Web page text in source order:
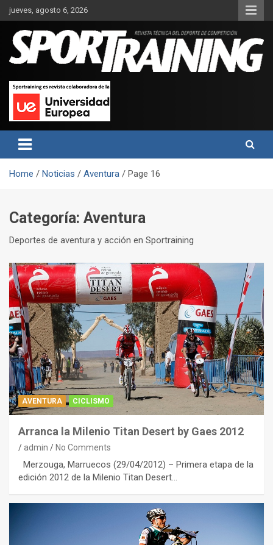
Skip
to
content
jueves, agosto 6, 2026
Revista técnica del deporte
Sport Training
rendimiento, nutrición y entrenamiento.
Home Noticias Aventura Page 16
Categoría: Aventura
Deportes de aventura y acción en Sportraining
AVENTURA CICLISMO
Arranca la Milenio Titan Desert by Gaes 2012
admin No Comments
Merzouga, Marruecos (29/04/2012) – Primera etapa de la
edición 2012 de la Milenio Titan Desert…